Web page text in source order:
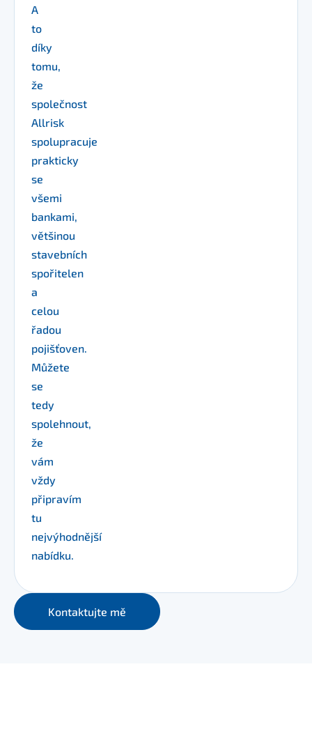
A
to
díky
tomu,
že
společnost
Allrisk
spolupracuje
prakticky
se
všemi
bankami,
většinou
stavebních
spořitelen
a
celou
řadou
pojišťoven.
Můžete
se
tedy
spolehnout,
že
vám
vždy
připravím
tu
nejvýhodnější
nabídku.
Kontaktujte mě